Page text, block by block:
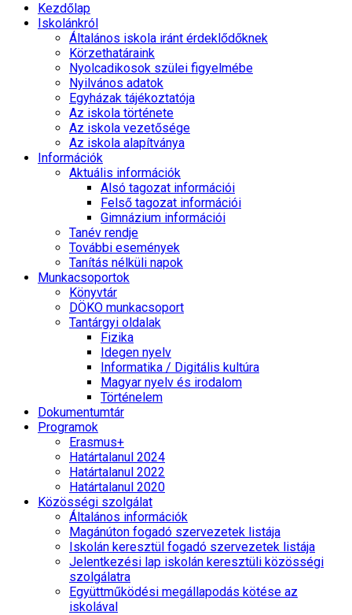
Kezdőlap
Iskolánkról
Általános iskola iránt érdeklődőknek
Körzethatáraink
Nyolcadikosok szülei figyelmébe
Nyilvános adatok
Egyházak tájékoztatója
Az iskola története
Az iskola vezetősége
Az iskola alapítványa
Információk
Aktuális információk
Alsó tagozat információi
Felső tagozat információi
Gimnázium információi
Tanév rendje
További események
Tanítás nélküli napok
Munkacsoportok
Könyvtár
DÖKO munkacsoport
Tantárgyi oldalak
Fizika
Idegen nyelv
Informatika / Digitális kultúra
Magyar nyelv és irodalom
Történelem
Dokumentumtár
Programok
Erasmus+
Határtalanul 2024
Határtalanul 2022
Határtalanul 2020
Közösségi szolgálat
Általános információk
Magánúton fogadó szervezetek listája
Iskolán keresztül fogadó szervezetek listája
Jelentkezési lap iskolán keresztüli közösségi
szolgálatra
Együttműködési megállapodás kötése az
iskolával